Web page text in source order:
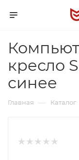
кресло
синее
Главная — Каталог